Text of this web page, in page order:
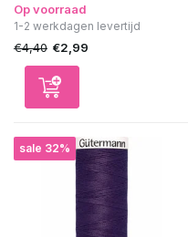
Op voorraad
1-2 werkdagen levertijd
€4,40 €2,99
sale 32%